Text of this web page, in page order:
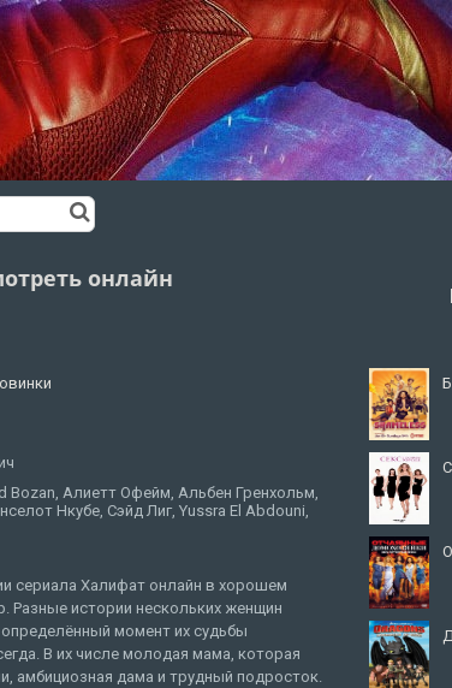
онлайн
Bozan, Алиетт Офейм, Альбен Гренхольм,
Нкубе, Сэйд Лиг, Yussra El Abdouni,
сериала Халифат онлайн в хорошем
Разные истории нескольких женщин
момент их судьбы
В их числе молодая мама, которая
амбициозная дама и трудный подросток.